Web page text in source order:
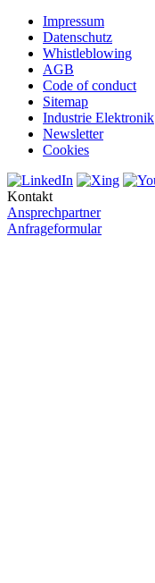
Impressum
Datenschutz
Whistleblowing
AGB
Code of conduct
Sitemap
Industrie Elektronik
Newsletter
Cookies
Kontakt
Ansprechpartner
Anfrageformular